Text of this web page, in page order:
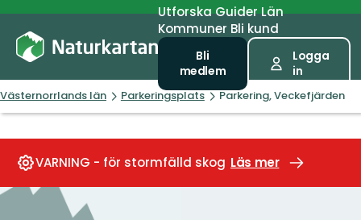
UtforskaGuiderLän
Kommuner Bli kund
Bli
medlem
Logga
in
Västernorrlands län Parkeringsplats Parkering, Veckefjärden
VARNING - för stormfälld skog Läs mer